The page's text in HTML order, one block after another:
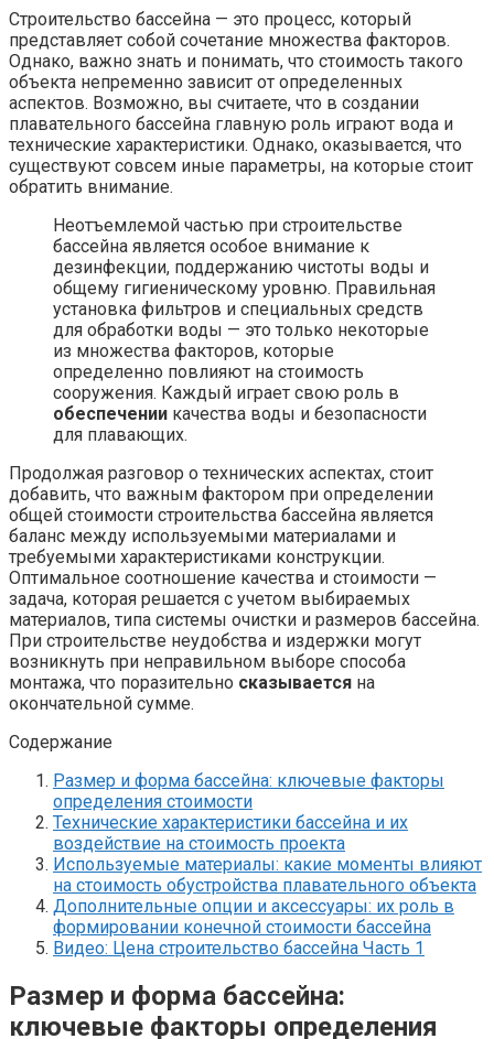
Строительство бассейна — это процесс, который
представляет собой сочетание множества факторов.
Однако, важно знать и понимать, что стоимость такого
объекта непременно зависит от определенных
аспектов. Возможно, вы считаете, что в создании
плавательного бассейна главную роль играют вода и
технические характеристики. Однако, оказывается, что
существуют совсем иные параметры, на которые стоит
обратить внимание.
Неотъемлемой частью при строительстве
бассейна является особое внимание к
дезинфекции, поддержанию чистоты воды и
общему гигиеническому уровню. Правильная
установка фильтров и специальных средств
для обработки воды — это только некоторые
из множества факторов, которые
определенно повлияют на стоимость
сооружения. Каждый играет свою роль в
обеспечении качества воды и безопасности
для плавающих.
Продолжая разговор о технических аспектах, стоит
добавить, что важным фактором при определении
общей стоимости строительства бассейна является
баланс между используемыми материалами и
требуемыми характеристиками конструкции.
Оптимальное соотношение качества и стоимости —
задача, которая решается с учетом выбираемых
материалов, типа системы очистки и размеров бассейна.
При строительстве неудобства и издержки могут
возникнуть при неправильном выборе способа
монтажа, что поразительно сказывается на
окончательной сумме.
Содержание
Размер и форма бассейна: ключевые факторы
определения стоимости
Технические характеристики бассейна и их
воздействие на стоимость проекта
Используемые материалы: какие моменты влияют
на стоимость обустройства плавательного объекта
Дополнительные опции и аксессуары: их роль в
формировании конечной стоимости бассейна
Видео: Цена строительство бассейна Часть 1
Размер и форма бассейна:
ключевые факторы определения